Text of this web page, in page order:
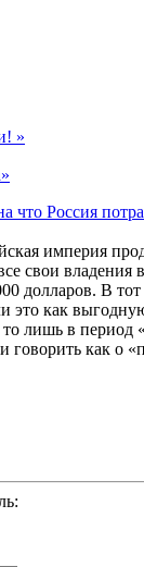
»
что Россия
империя
свои владения
долларов. В
это как
то лишь в период
как о